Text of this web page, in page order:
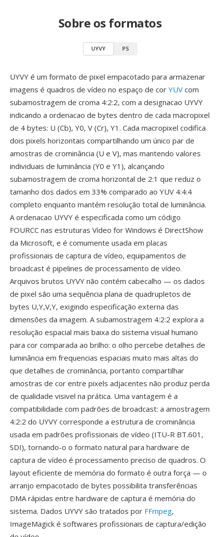
Sobre os formatos
UYVY PS
UYVY é um formato de pixel empacotado para armazenar
imagens é quadros de vídeo no espaço de cor YUV com
subamostragem de croma 4:2:2, com a designacao UYVY
indicando a ordenacao de bytes dentro de cada macropixel
de 4 bytes: U (Cb), Y0, V (Cr), Y1. Cada macropixel codifica
dois pixels horizontais compartilhando um único par de
amostras de crominância (U e V), mas mantendo valores
individuais de luminância (Y0 e Y1), alcançando
subamostragem de croma horizontal de 2:1 que reduz o
tamanho dos dados em 33% comparado ao YUV 4:4:4
completo enquanto mantém resolução total de luminância.
A ordenacao UYVY é especificada como um código
FOURCC nas estruturas Vídeo for Windows é DirectShow
da Microsoft, e é comumente usada em placas
profissionais de captura de vídeo, equipamentos de
broadcast é pipelines de processamento de vídeo.
Arquivos brutos UYVY não contém cabecalho — os dados
de pixel são uma sequência plana de quadrupletos de
bytes U,Y,V,Y, exigindo especificação externa das
dimensões da imagem. A subamostragem 4:2:2 explora a
resolução espacial mais baixa do sistema visual humano
para cor comparada ao brilho: o olho percebe detalhes de
luminância em frequencias espaciais muito mais altas do
que detalhes de crominância, portanto compartilhar
amostras de cor entre pixels adjacentes não produz perda
de qualidade visivel na prática. Uma vantagem é a
compatibilidade com padrões de broadcast: a amostragem
4:2:2 do UYVY corresponde a estrutura de crominância
usada em padrões profissionais de vídeo (ITU-R BT.601,
SDI), tornando-o o formato natural para hardware de
captura de vídeo é processamento preciso de quadros. O
layout eficiente de memória do formato é outra força — o
arranjo empacotado de bytes possibilita transferências
DMA rápidas entre hardware de captura é memória do
sistema. Dados UYVY são tratados por FFmpeg,
ImageMagick é softwares profissionais de captura/edição